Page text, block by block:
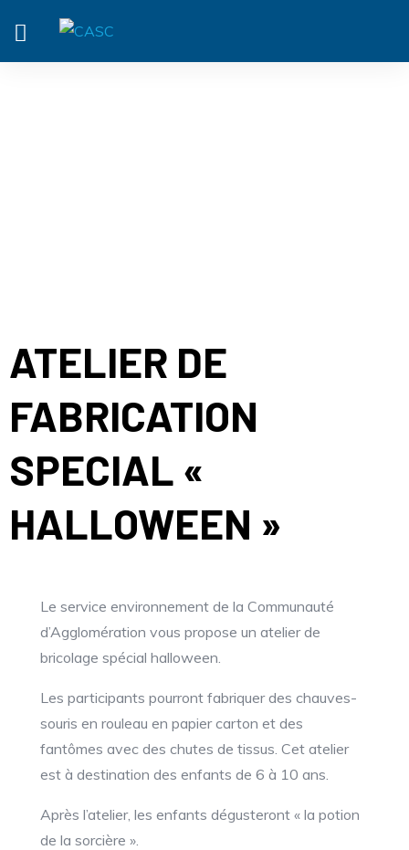
ATELIER DE
FABRICATION
SPECIAL «
HALLOWEEN »
Le service environnement de la Communauté
d’Agglomération vous propose un atelier de
bricolage spécial halloween.
Les participants pourront fabriquer des chauves-
souris en rouleau en papier carton et des
fantômes avec des chutes de tissus. Cet atelier
est à destination des enfants de 6 à 10 ans.
Après l’atelier, les enfants dégusteront « la potion
de la sorcière ».